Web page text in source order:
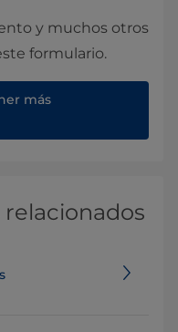
y muchos otros
formulario.
más